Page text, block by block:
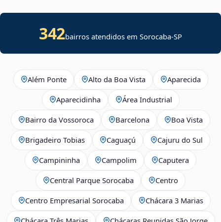
342bairros atendidos em Sorocaba-SP
Além Ponte Alto da Boa Vista Aparecida
Aparecidinha Área Industrial
Bairro da Vossoroca Barcelona Boa Vista
Brigadeiro Tobias Caguaçú Cajuru do Sul
Campininha Campolim Caputera
Central Parque Sorocaba Centro
Centro Empresarial Sorocaba Chácara 3 Marias